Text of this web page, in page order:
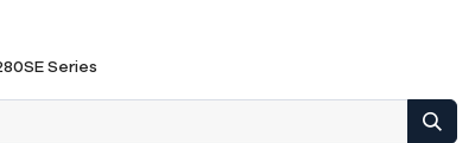
Series